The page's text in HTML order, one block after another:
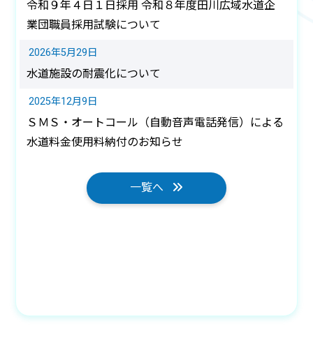
令和９年４日１日採用 令和８年度田川広域水道企
業団職員採用試験について
2026年5月29日
水道施設の耐震化について
2025年12月9日
ＳＭＳ・オートコール（自動音声電話発信）による
水道料金使用料納付のお知らせ
一覧へ